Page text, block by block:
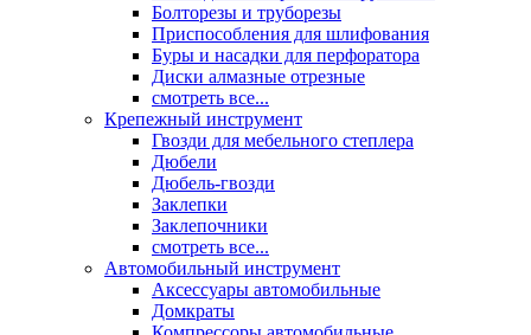
Болторезы и труборезы
Приспособления для шлифования
Буры и насадки для перфоратора
Диски алмазные отрезные
смотреть все...
Крепежный инструмент
Гвозди для мебельного степлера
Дюбели
Дюбель-гвозди
Заклепки
Заклепочники
смотреть все...
Автомобильный инструмент
Аксессуары автомобильные
Домкраты